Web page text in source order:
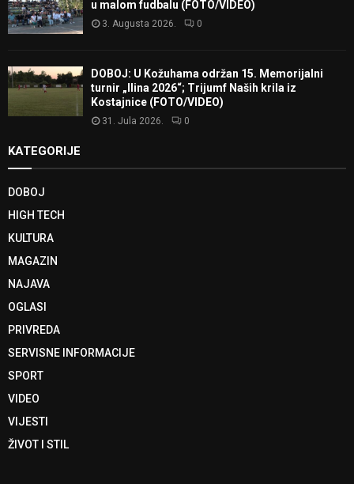
u malom fudbalu (FOTO/VIDEO)
3. Augusta 2026. 0
DOBOJ: U Kožuhama održan 15. Memorijalni
turnir „Ilina 2026“; Trijumf Naših krila iz
Kostajnice (FOTO/VIDEO)
31. Jula 2026. 0
KATEGORIJE
DOBOJ
HIGH TECH
KULTURA
MAGAZIN
NAJAVA
OGLASI
PRIVREDA
SERVISNE INFORMACIJE
SPORT
VIDEO
VIJESTI
ŽIVOT I STIL